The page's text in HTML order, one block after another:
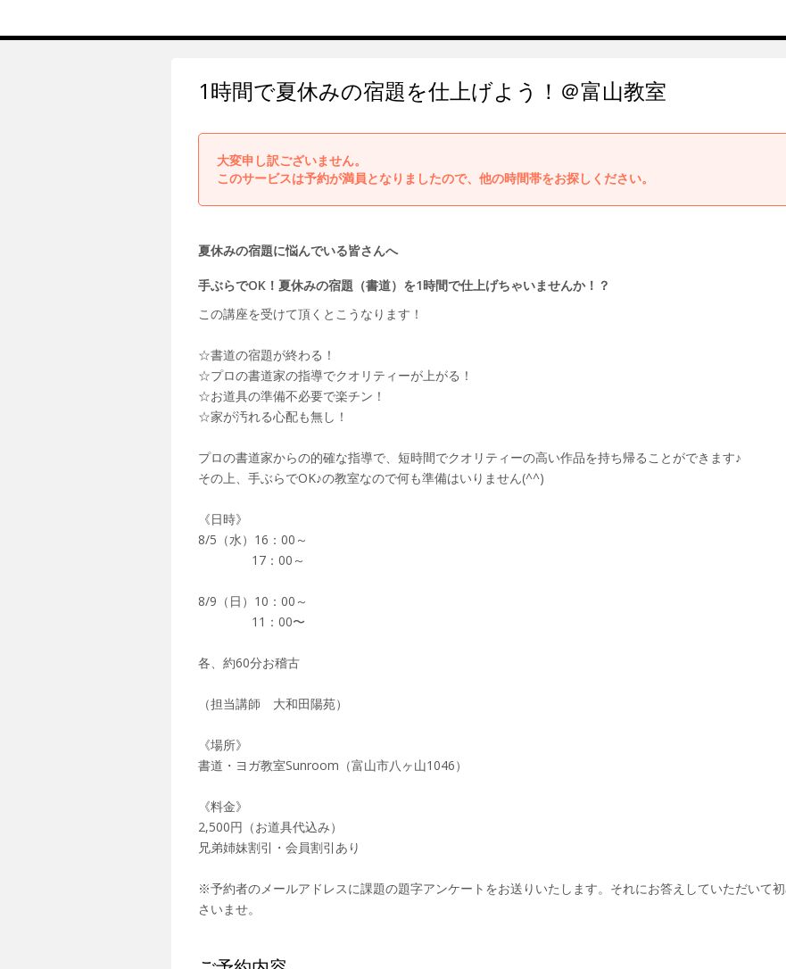
1時間で夏休みの宿題を仕上げよう！＠富山教室
大変申し訳ございません。
このサービスは予約が満員となりましたので、他の時間帯をお探しください。
夏休みの宿題に悩んでいる皆さんへ
手ぶらでOK！夏休みの宿題（書道）を1時間で仕上げちゃいませんか！？
この講座を受けて頂くとこうなります！
☆書道の宿題が終わる！
☆プロの書道家の指導でクオリティーが上がる！
☆お道具の準備不必要で楽チン！
☆家が汚れる心配も無し！
プロの書道家からの的確な指導で、短時間でクオリティーの高い作品を持ち帰ることができます♪
その上、手ぶらでOK♪の教室なので何も準備はいりません(^^)
《日時》
8/5（水）16：00～
17：00～
8/9（日）10：00～
11：00〜
各、約60分お稽古
（担当講師 大和田陽苑）
《場所》
書道・ヨガ教室Sunroom（富山市八ヶ山1046）
《料金》
2,500円（お道具代込み）
兄弟姉妹割引・会員割引あり
※予約者のメールアドレスに課題の題字アンケートをお送りいたします。それにお答えしていただいて
さいませ。